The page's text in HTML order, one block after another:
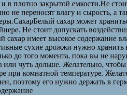
в плотно закрытой емкости.Не
не переносят влагу и сырость, а
сахар может
Не стоит допускать
сахар имеет высокое содержание
сухие дрожжи нужно хранить
до того момента, пока вы не
или чуть дольше. Желательно,
при комнатной температуре.
поэтому его нужно держать в